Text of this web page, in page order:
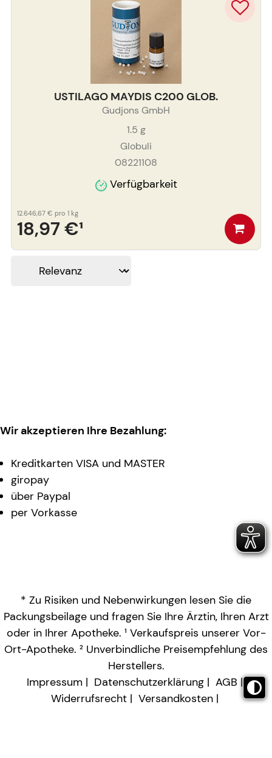
USTILAGO MAYDIS C200 GLOB.
Gudjons GmbH
1.5 g
Globuli
08221108
Verfügbarkeit
18,97 €¹
12.646,67 € pro 1 kg
Wir akzeptieren Ihre Bezahlung:
Kreditkarten VISA und MASTER
giropay
über Paypal
per Vorkasse
* Zu Risiken und Nebenwirkungen lesen Sie die
Packungsbeilage und fragen Sie Ihre Ärztin, Ihren Arzt
oder in Ihrer Apotheke. ¹ Verkaufspreis unserer Vor-
Ort-Apotheke. ² Unverbindliche Preisempfehlung des
Herstellers.
Impressum
Datenschutzerklärung
AGB
Widerrufsrecht
Versandkosten